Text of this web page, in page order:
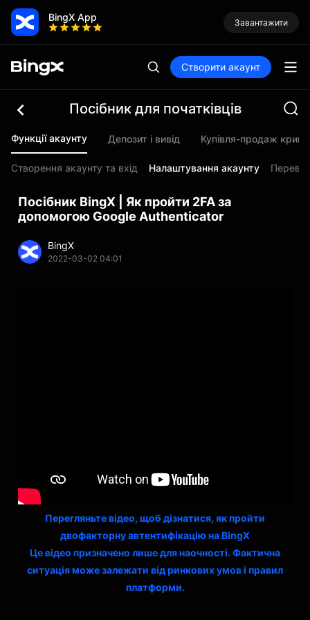
BingX App Завантажити
Створити акаунт
Посібник для початківців
Функції акаунту Депозит і вивід Купівля-продаж
Створення акаунту та вхід Налаштування акаунту
Посібник BingX | Як пройти 2FA за
допомогою Google Authenticator
BingX
2022-03-02 04:01
Перегляньте відео, щоб дізнатися, як пройти
двофакторну автентифікацію на BingX
Це відео призначено лише для наочності. Фактична
ситуація може залежати від ринкових умов і правил
платформи.